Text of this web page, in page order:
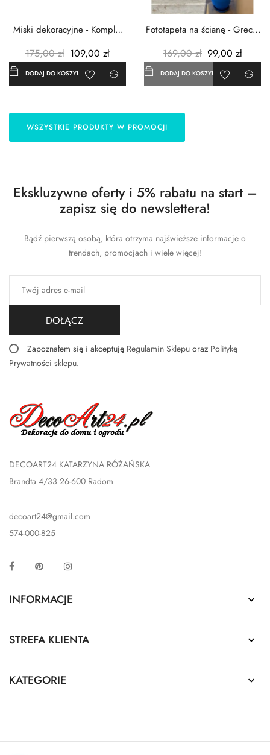
Miski dekoracyjne - Komplet
175,00 zł 109,00 zł
DODAJ DO KOSZYKA
Fototapeta na ścianę - Grecja
169,00 zł 99,00 zł
DODAJ DO KOSZYKA
WSZYSTKIE PRODUKTY W PROMOCJI
Ekskluzywne oferty i 5% rabatu na start –
zapisz się do newslettera!
Bądź pierwszą osobą, która otrzyma najświeższe informacje o
trendach, promocjach i wiele więcej!
DOŁĄCZ
Zapoznałem się i akceptuję Regulamin Sklepu oraz Politykę
Prywatności sklepu.
DECOART24 KATARZYNA RÓŻAŃSKA
Brandta 4/33 26-600 Radom
decoart24@gmail.com
574-000-825
Facebook Pinterest
INFORMACJE 
STREFA KLIENTA 
KATEGORIE 